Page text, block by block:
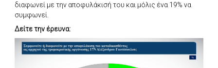
διαφωνεί με την αποφυλάκισή του και μόλις ένα 19% να
συμφωνεί.
Δείτε την έρευνα: